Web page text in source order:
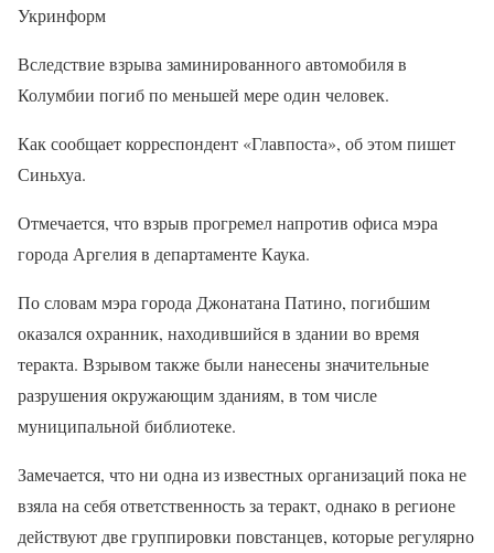
Укринформ
Вследствие взрыва заминированного автомобиля в
Колумбии погиб по меньшей мере один человек.
Как сообщает корреспондент «Главпоста», об этом пишет
Синьхуа.
Отмечается, что взрыв прогремел напротив офиса мэра
города Аргелия в департаменте Каука.
По словам мэра города Джонатана Патино, погибшим
оказался охранник, находившийся в здании во время
теракта. Взрывом также были нанесены значительные
разрушения окружающим зданиям, в том числе
муниципальной библиотеке.
Замечается, что ни одна из известных организаций пока не
взяла на себя ответственность за теракт, однако в регионе
действуют две группировки повстанцев, которые регулярно